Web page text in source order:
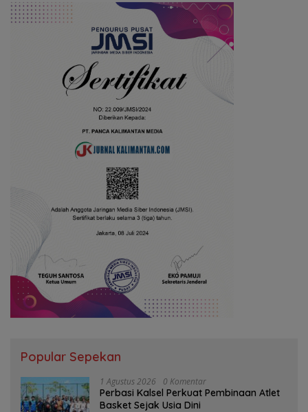
Popular Sepekan
1 Agustus 2026 0 Komentar
Perbasi Kalsel Perkuat Pembinaan Atlet
Basket Sejak Usia Dini